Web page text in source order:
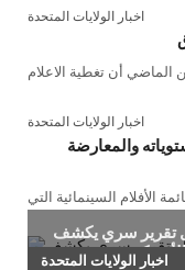
اخبار الولايات المتحدة
اخبار الولايات المتحدة
والمعارضة
السادسة لهجمات 11 أيلول تقرير سري يكشف
اخبار الولايات المتحدة